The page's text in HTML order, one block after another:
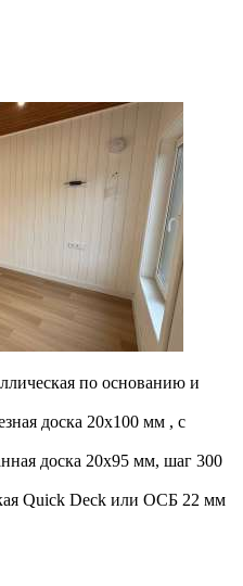
по основанию и
доска 20х100 мм , с
доска 20х95 мм, шаг 300
Quick Deck или ОСБ 22 мм